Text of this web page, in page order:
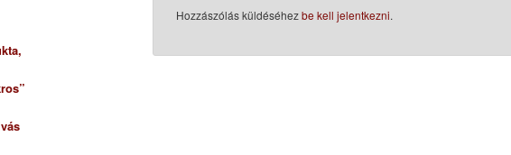
Hozzászólás küldéséhezbe kell jelentkezni.